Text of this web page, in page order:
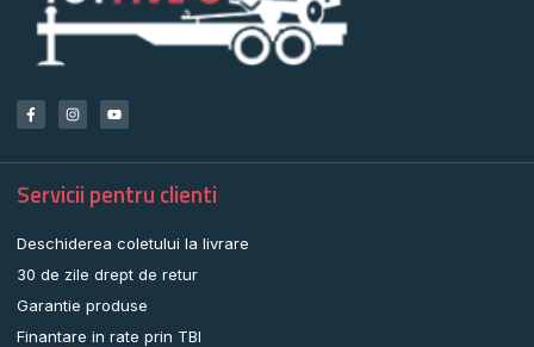
Servicii pentru clienti
Deschiderea coletului la livrare
30 de zile drept de retur
Garantie produse
Finantare in rate prin TBI